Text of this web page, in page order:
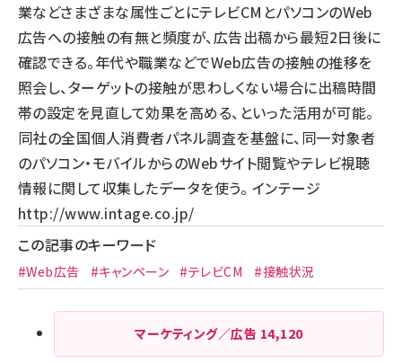
業などさまざまな属性ごとにテレビCMとパソコンのWeb
広告への接触の有無と頻度が、広告出稿から最短2日後に
確認できる。年代や職業などでWeb広告の接触の推移を
照会し、ターゲットの接触が思わしくない場合に出稿時間
帯の設定を見直して効果を高める、といった活用が可能。
同社の全国個人消費者パネル調査を基盤に、同一対象者
のパソコン・モバイルからのWebサイト閲覧やテレビ視聴
情報に関して収集したデータを使う。 インテージ
http://www.intage.co.jp/
この記事のキーワード
#Web広告 #キャンペーン #テレビCM #接触状況
マーケティング／広告 14,120